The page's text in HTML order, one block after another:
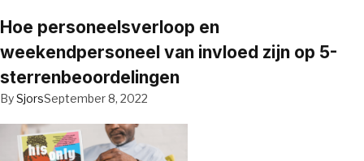
Hoe personeelsverloop en
weekendpersoneel van invloed zijn op 5-
sterrenbeoordelingen
BySjorsSeptember 8, 2022